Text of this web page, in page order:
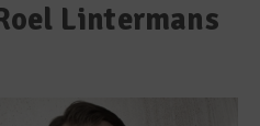
Lintermans